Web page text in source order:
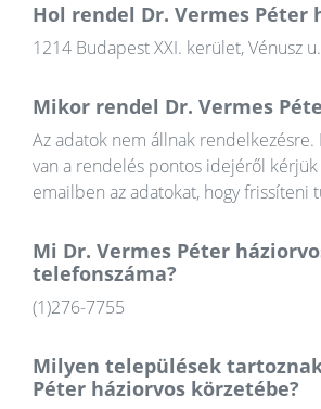
Hol rendel Dr. Vermes Péter
1214 Budapest XXI. kerület, Vénusz
Mikor rendel Dr. Vermes
Az adatok nem állnak
van a rendelés pontos idejéről
emailben az adatokat, hogy frissíteni
Mi Dr. Vermes Péter
telefonszáma?
(1)276-7755
Milyen települések
Péter háziorvos körzetébe?